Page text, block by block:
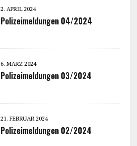
2. APRIL 2024
Polizeimeldungen 04/2024
6. MÄRZ 2024
Polizeimeldungen 03/2024
21. FEBRUAR 2024
Polizeimeldungen 02/2024